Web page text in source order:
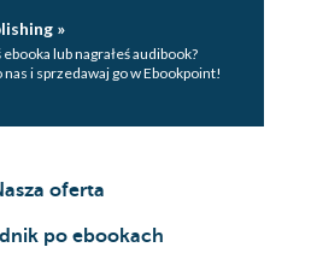
»
ebooka lub nagrałeś audibook?
nas i sprzedawaj go w Ebookpoint!
oferta
po ebookach